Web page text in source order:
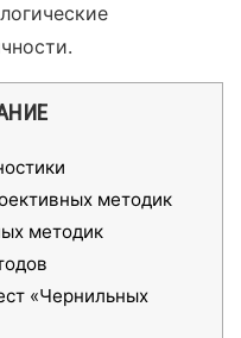
методик
методик
«Чернильных